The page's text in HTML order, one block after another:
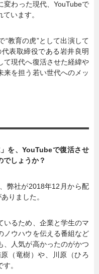
変わった現代、YouTubeで
います。
教育の虎”として出演して
表取締役である岩井良明
て現代へ復活させた経緯や
来を担う若い世代へのメッ
を、YouTubeで復活させ
でしょうか？
弊社が2018年12月から配
りました。
るため、企業と学生のマ
ノウハウを伝える番組など
、人気が高かったのがかつ
（竜樹）や、川原（ひろ
。